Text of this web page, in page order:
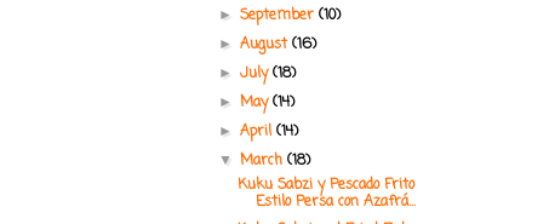
►September(10)
►August(16)
►July(18)
►May(14)
►April(14)
▼March(18)
Kuku Sabzi y Pescado Frito
Estilo Persa con Azafrá...